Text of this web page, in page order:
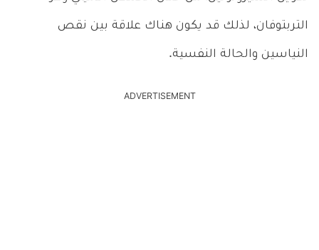
التربتوفان، لذلك قد يكون هناك علاقة بين نقص
النياسين والحالة النفسية.
ADVERTISEMENT